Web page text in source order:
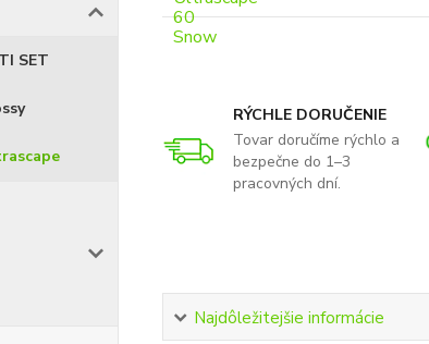
SET
RÝCHLE DORUČENIE
Tovar doručíme rýchlo a
bezpečne do 1–3
pracovných dní.
Najdôležitejšie informácie